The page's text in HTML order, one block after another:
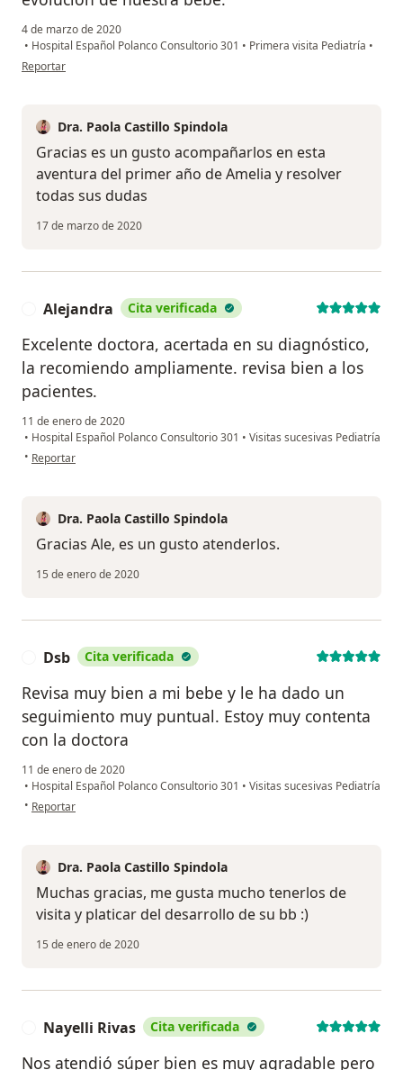
4 de marzo de 2020
• Hospital Español Polanco Consultorio 301 • Primera visita Pediatría •
en opinión del usuario Josie Teruel
Reportar
Dra. Paola Castillo Spindola
Gracias es un gusto acompañarlos en esta
aventura del primer año de Amelia y resolver
todas sus dudas
17 de marzo de 2020
Alejandra Cita verificada
Excelente doctora, acertada en su diagnóstico,
la recomiendo ampliamente. revisa bien a los
pacientes.
11 de enero de 2020
• Hospital Español Polanco Consultorio 301 • Visitas sucesivas Pediatría
• en opinión del usuario Alejandra
Reportar
Dra. Paola Castillo Spindola
Gracias Ale, es un gusto atenderlos.
15 de enero de 2020
Dsb Cita verificada
Revisa muy bien a mi bebe y le ha dado un
seguimiento muy puntual. Estoy muy contenta
con la doctora
11 de enero de 2020
• Hospital Español Polanco Consultorio 301 • Visitas sucesivas Pediatría
• en opinión del usuario Dsb
Reportar
Dra. Paola Castillo Spindola
Muchas gracias, me gusta mucho tenerlos de
visita y platicar del desarrollo de su bb :)
15 de enero de 2020
Nayelli Rivas Cita verificada
Nos atendió súper bien es muy agradable pero